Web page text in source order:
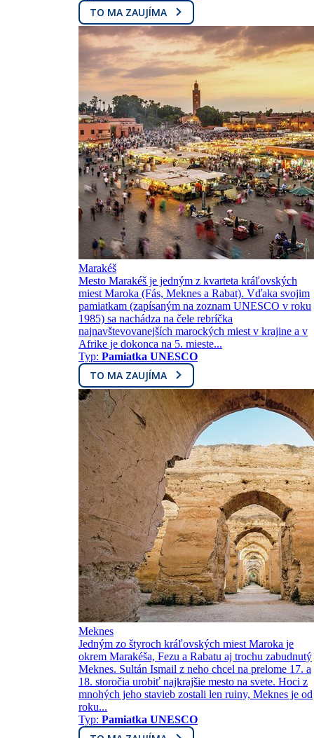
TO MA ZAUJÍMA
Marakéš
Mesto Marakéš je jedným z kvarteta kráľovských
miest Maroka (Fás, Meknes a Rabat). Vďaka svojim
pamiatkam (zapísaným na zoznam UNESCO v roku
1985) sa nachádza na čele rebríčka
najnavštevovanejších marockých miest v krajine a v
Afrike je dokonca na 5. mieste...
Typ: Pamiatka UNESCO
TO MA ZAUJÍMA
Meknes
Jedným zo štyroch kráľovských miest Maroka je
okrem Marakéša, Fezu a Rabatu aj trochu zabudnutý
Meknes. Sultán Ismail z neho chcel na prelome 17. a
18. storočia urobiť najkrajšie mesto na svete. Hoci z
mnohých jeho stavieb zostali len ruiny, Meknes je od
roku...
Typ: Pamiatka UNESCO